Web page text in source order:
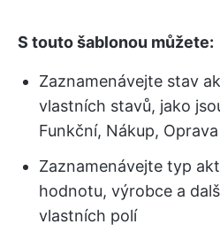
S touto šablonou můžete:
Zaznamenávejte stav
vlastních stavů, jako
Funkční, Nákup,
Zaznamenávejte typ
hodnotu, výrobce a
vlastních polí